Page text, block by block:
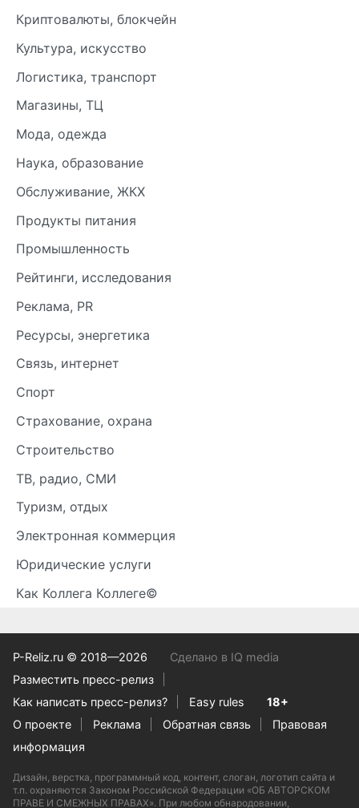
Криптовалюты, блокчейн
Культура, искусство
Логистика, транспорт
Магазины, ТЦ
Мода, одежда
Наука, образование
Обслуживание, ЖКХ
Продукты питания
Промышленность
Рейтинги, исследования
Реклама, PR
Ресурсы, энергетика
Связь, интернет
Спорт
Страхование, охрана
Строительство
ТВ, радио, СМИ
Туризм, отдых
Электронная коммерция
Юридические услуги
Как Коллега Коллеге©
P-Reliz.ru © 2018—2026
Сделано в IQ media
Разместить пресс-релиз
Как написать пресс-релиз?
Easy rules
18+
О проекте
Реклама Обратная связь
Правовая
информация
Дизайн, верстка, программный код, контент, слоган, логотип сайта и
т.п. охраняются Законом Российской Федерации «ОБ АВТОРСКОМ
ПРАВЕ И СМЕЖНЫХ ПРАВАХ». При любом обнародовании,